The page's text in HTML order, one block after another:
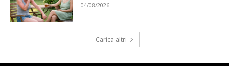
04/08/2026
Carica altri